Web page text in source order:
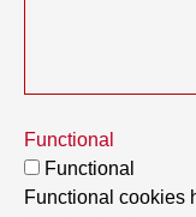
Functional
Functional
Functional cookies